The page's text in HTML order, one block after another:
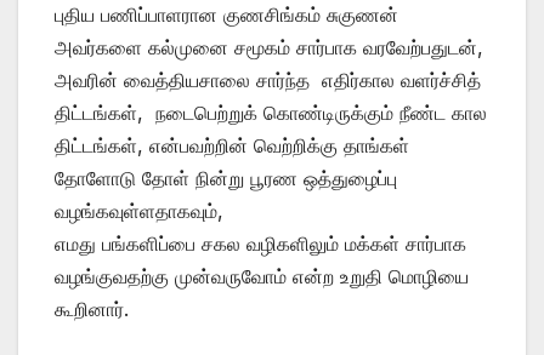
புதிய பணிப்பாளரான குணசிங்கம் சுகுணன்
அவர்களை கல்முனை சமூகம் சார்பாக வரவேற்பதுடன்,
அவரின் வைத்தியசாலை சார்ந்த எதிர்கால வளர்ச்சித்
திட்டங்கள், நடைபெற்றுக் கொண்டிருக்கும் நீண்ட கால
திட்டங்கள், என்பவற்றின் வெற்றிக்கு தாங்கள்
தோளோடு தோள் நின்று பூரண ஒத்துழைப்பு
வழங்கவுள்ளதாகவும்,
எமது பங்களிப்பை சகல வழிகளிலும் மக்கள் சார்பாக
வழங்குவதற்கு முன்வருவோம் என்ற உறுதி மொழியை
கூறினார்.